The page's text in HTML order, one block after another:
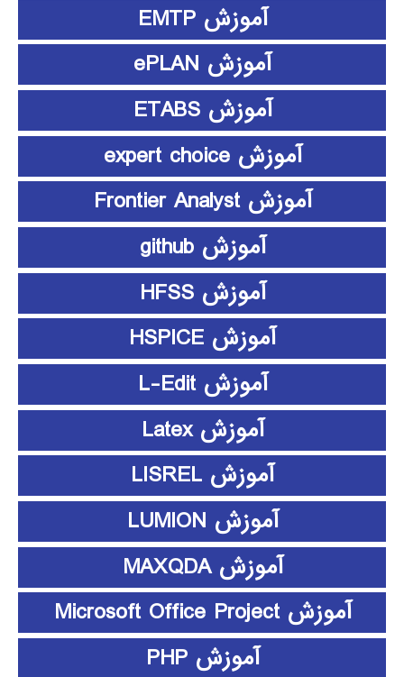
آموزش EMTP
آموزش ePLAN
آموزش ETABS
آموزش expert choice
آموزش Frontier Analyst
آموزش github
آموزش HFSS
آموزش HSPICE
آموزش L-Edit
آموزش Latex
آموزش LISREL
آموزش LUMION
آموزش MAXQDA
آموزش Microsoft Office Project
آموزش PHP